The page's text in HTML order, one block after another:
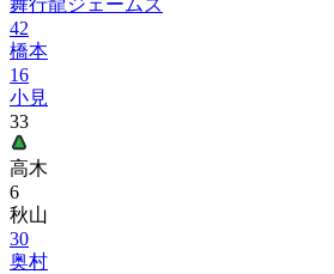
舞行龍ジェームズ
42
橋本
16
小見
33
高木
6
秋山
30
奥村